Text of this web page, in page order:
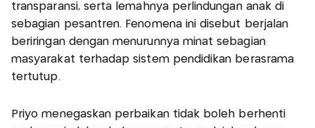
transparansi, serta lemahnya perlindungan anak di
sebagian pesantren. Fenomena ini disebut berjalan
beriringan dengan menurunnya minat sebagian
masyarakat terhadap sistem pendidikan berasrama
tertutup.
Priyo menegaskan perbaikan tidak boleh berhenti